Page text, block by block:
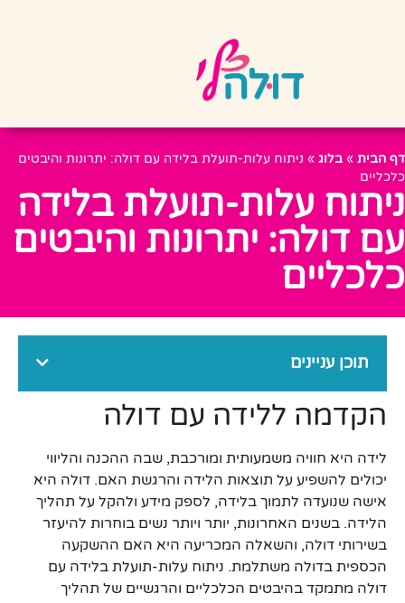
דף הבית » בלוג » ניתוח עלות-תועלת בלידה עם דולה: יתרונות והיבטים
כלכליים
ניתוח עלות-תועלת בלידה
עם דולה: יתרונות והיבטים
כלכליים
תוכן עניינים
הקדמה ללידה עם דולה
לידה היא חוויה משמעותית ומורכבת, שבה ההכנה והליווי
יכולים להשפיע על תוצאות הלידה והרגשת האם. דולה היא
אישה שנועדה לתמוך בלידה, לספק מידע ולהקל על תהליך
הלידה. בשנים האחרונות, יותר ויותר נשים בוחרות להיעזר
בשירותי דולה, והשאלה המכריעה היא האם ההשקעה
הכספית בדולה משתלמת. ניתוח עלות-תועלת בלידה עם
דולה מתמקד בהיבטים הכלכליים והרגשיים של תהליך